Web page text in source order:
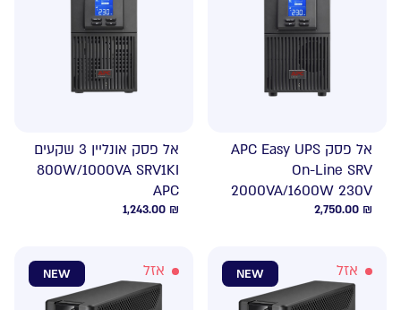
אל פסק APC Easy UPS
On-Line SRV
2000VA/1600W 230V
2,750.00 ₪
אל פסק אונליין 3 שקעים
800W/1000VA SRV1KI
APC
1,243.00 ₪
NEW אזל NEW אזל